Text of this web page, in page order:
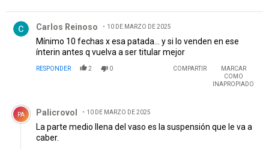
Carlos Reinoso 10 DE MARZO DE 2025
Mínimo 10 fechas x esa patada... y si lo venden en ese
ínterin antes q vuelva a ser titular mejor
RESPONDER 2 0 COMPARTIR
MARCAR
COMO
INAPROPIADO
Comentario de Palicrovol.
PA Palicrovol 10 DE MARZO DE 2025
La parte medio llena del vaso es la suspensión que le va a
caber.